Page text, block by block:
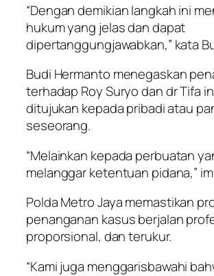
“Dengan demikian langkah ini
hukum yang jelas dan dapat
dipertanggungjawabkan,” kata
Budi Hermanto menegaskan
terhadap Roy Suryo dan dr Tifa
ditujukan kepada pribadi atau
seseorang.
“Melainkan kepada perbuatan
melanggar ketentuan pidana,”
Polda Metro Jaya memastikan
penanganan kasus berjalan
proporsional, dan terukur.
“Kami juga menggarisbawahi